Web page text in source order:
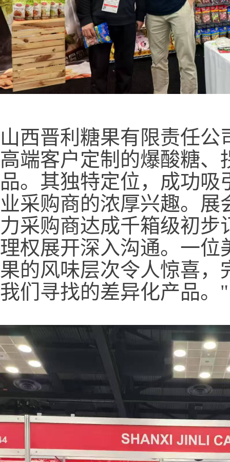
山西晋利糖果有限责任
高端客户定制的爆酸糖
品。其独特定位，成功
业采购商的浓厚兴趣。
力采购商达成千箱级初
理权展开深入沟通。一
果的风味层次令人惊喜
我们寻找的差异化产品。"